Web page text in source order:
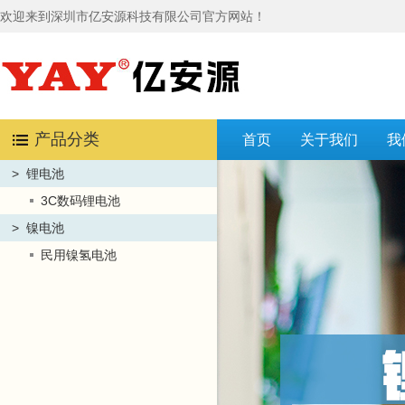
欢迎来到深圳市亿安源科技有限公司官方网站！
产品分类
> 锂电池
3C数码锂电池
> 镍电池
民用镍氢电池
首页 关于我们 我